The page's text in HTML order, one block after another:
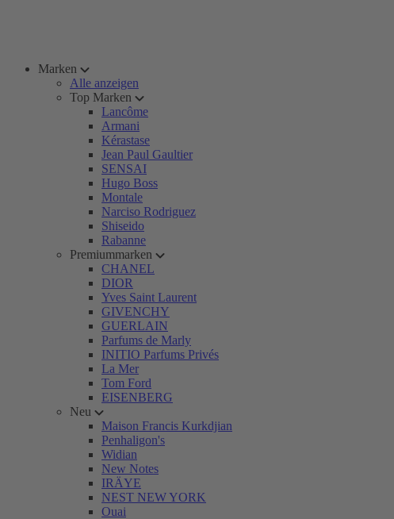
Marken
Alle anzeigen
Top Marken
Lancôme
Armani
Kérastase
Jean Paul Gaultier
SENSAI
Hugo Boss
Montale
Narciso Rodriguez
Shiseido
Rabanne
Premiummarken
CHANEL
DIOR
Yves Saint Laurent
GIVENCHY
GUERLAIN
Parfums de Marly
INITIO Parfums Privés
La Mer
Tom Ford
EISENBERG
Neu
Maison Francis Kurkdjian
Penhaligon's
Widian
New Notes
IRÄYE
NEST NEW YORK
Ouai